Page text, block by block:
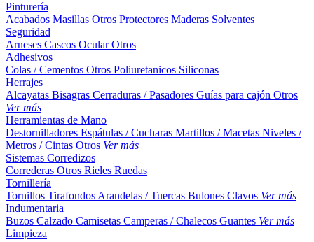
Pinturería
Acabados Masillas Otros Protectores Maderas Solventes
Seguridad
Arneses Cascos OcularOtros
Adhesivos
Colas / Cementos Otros Poliuretanicos Siliconas
Herrajes
Alcayatas Bisagras Cerraduras / Pasadores Guías para cajón Otros
Ver más
Herramientas de Mano
Destornilladores Espátulas / Cucharas Martillos / Macetas Niveles /
Metros / Cintas Otros Ver más
Sistemas Corredizos
Correderas Otros Rieles Ruedas
Tornillería
Tornillos Tirafondos Arandelas / Tuercas Bulones Clavos Ver más
Indumentaria
Buzos Calzado Camisetas Camperas / Chalecos Guantes Ver más
Limpieza